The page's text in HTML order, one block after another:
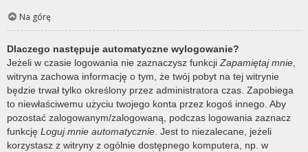
Na górę
Dlaczego następuje automatyczne wylogowanie?
Jeżeli w czasie logowania nie zaznaczysz funkcji Zapamiętaj mnie
witryna zachowa informację o tym, że twój pobyt na tej witrynie
będzie trwał tylko określony przez administratora czas. Zapobiega
to niewłaściwemu użyciu twojego konta przez kogoś innego. Aby
pozostać zalogowanym/zalogowaną, podczas logowania zaznacz
funkcję Loguj mnie automatycznie . Jest to niezalecane, jeżeli
korzystasz z witryny z ogólnie dostępnego komputera, np. w